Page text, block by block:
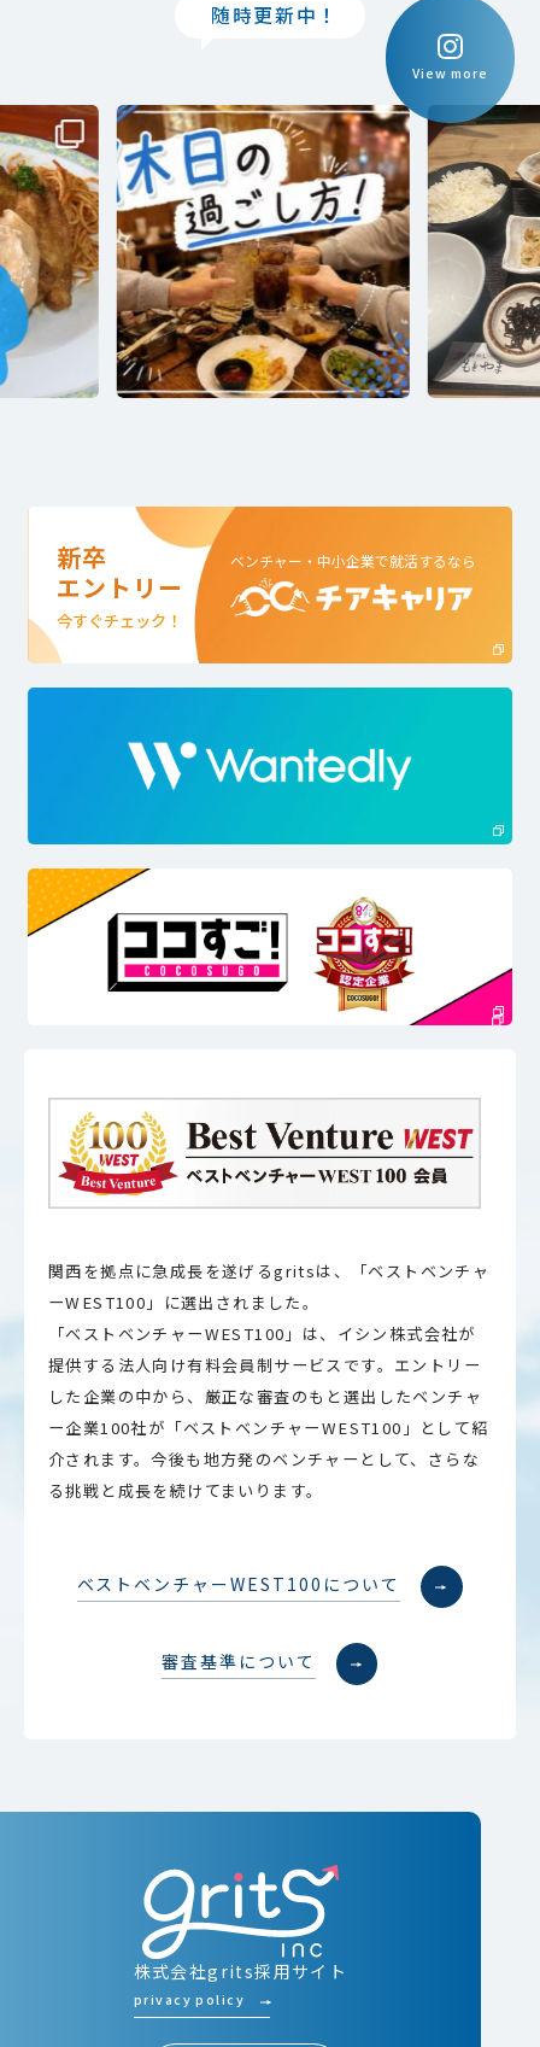
随時更新中！
View more
Previous Next
新卒
エントリー
今すぐチェック！
ベンチャー・中小企業で就活するなら
関西を拠点に急成長を遂げるgritsは、「ベストベンチャ
ーWEST100」に選出されました。
「ベストベンチャーWEST100」は、イシン株式会社が
提供する法人向け有料会員制サービスです。エントリー
した企業の中から、厳正な審査のもと選出したベンチャ
ー企業100社が「ベストベンチャーWEST100」として紹
介されます。今後も地方発のベンチャーとして、さらな
る挑戦と成長を続けてまいります。
ベストベンチャーWEST100について
審査基準について
株式会社grits採用サイト
privacy policy